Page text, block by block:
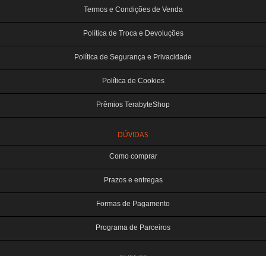
Termos e Condições de Venda
Política de Troca e Devoluções
Política de Segurança e Privacidade
Política de Cookies
Prêmios TerabyteShop
DÚVIDAS
Como comprar
Prazos e entregas
Formas de Pagamento
Programa de Parceiros